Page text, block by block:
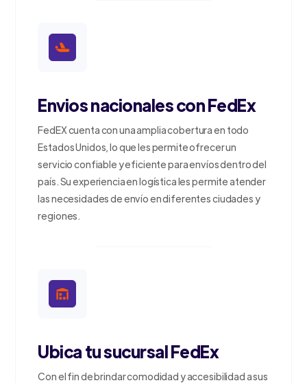
Envios nacionales con FedEx
FedEX cuenta con una amplia cobertura en todo
Estados Unidos, lo que les permite ofrecer un
servicio confiable y eficiente para envíos dentro del
país. Su experiencia en logística les permite atender
las necesidades de envío en diferentes ciudades y
regiones.
Ubica tu sucursal FedEx
Con el fin de brindar comodidad y accesibilidad a sus